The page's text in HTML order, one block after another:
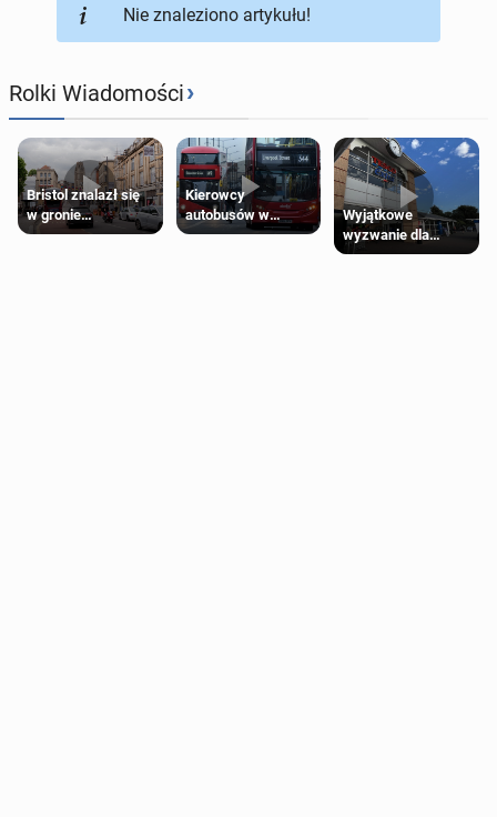
Nie znaleziono artykułu!
Rolki Wiadomości›
Bristol znalazł się
w gronie
najlepszych
Kierowcy
autobusów w
Londynie
Wyjątkowe
wyzwanie dla
posiadaczy kart